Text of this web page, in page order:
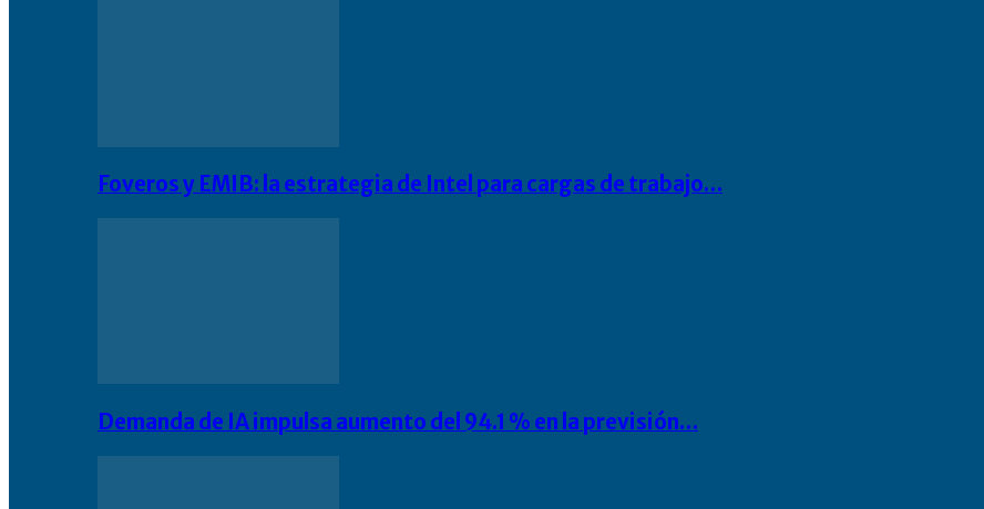
Foveros y EMIB: la estrategia de Intel para cargas de trabajo…
Demanda de IA impulsa aumento del 94.1 % en la previsión…